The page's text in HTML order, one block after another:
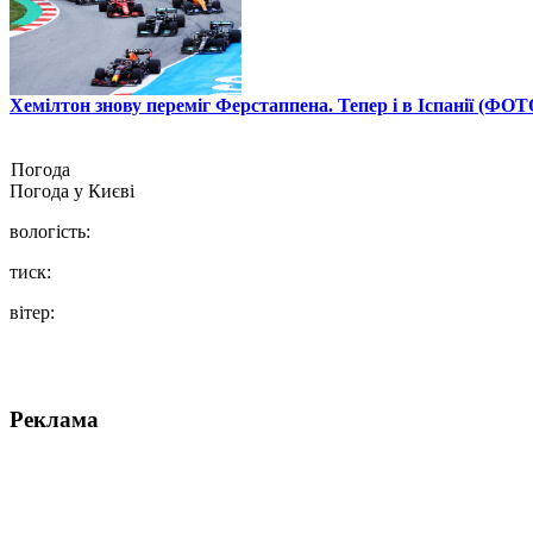
Хемілтон знову переміг Ферстаппена. Тепер і в Іспанії
Погода
Погода у Києві
вологість:
тиск:
вітер:
Реклама